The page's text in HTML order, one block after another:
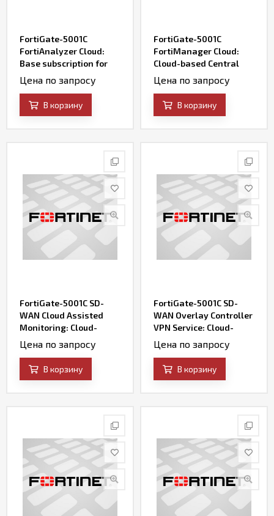
FortiGate-5001C
FortiAnalyzer Cloud:
Base subscription for
Cloud-based Events
Management &
Analytics Service
Цена по запросу
В корзину
FortiGate-5001C
FortiManager Cloud:
Cloud-based Central
Management &
Orchestration Service
Цена по запросу
В корзину
FortiGate-5001C SD-
WAN Cloud Assisted
Monitoring: Cloud-
based SD-WAN
Bandwidth & Quality
Monitoring Service
Цена по запросу
В корзину
FortiGate-5001C SD-
WAN Overlay Controller
VPN Service: Cloud-
based SD-WAN VPN
Overlay Service &
Portal
Цена по запросу
В корзину